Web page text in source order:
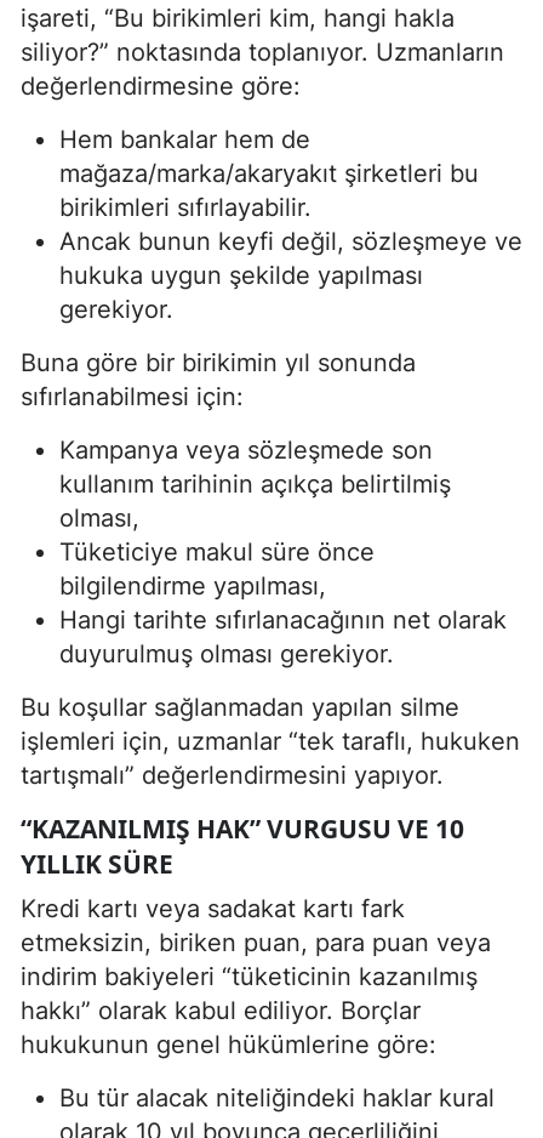
işareti, “Bu birikimleri kim, hangi hakla
siliyor?” noktasında toplanıyor. Uzmanların
değerlendirmesine göre:
Hem bankalar hem de
mağaza/marka/akaryakıt şirketleri bu
birikimleri sıfırlayabilir.
Ancak bunun keyfi değil, sözleşmeye ve
hukuka uygun şekilde yapılması
gerekiyor.
Buna göre bir birikimin yıl sonunda
sıfırlanabilmesi için:
Kampanya veya sözleşmede son
kullanım tarihinin açıkça belirtilmiş
olması,
Tüketiciye makul süre önce
bilgilendirme yapılması,
Hangi tarihte sıfırlanacağının net olarak
duyurulmuş olması gerekiyor.
Bu koşullar sağlanmadan yapılan silme
işlemleri için, uzmanlar “tek taraflı, hukuken
tartışmalı” değerlendirmesini yapıyor.
“KAZANILMIŞ HAK” VURGUSU VE 10
YILLIK SÜRE
Kredi kartı veya sadakat kartı fark
etmeksizin, biriken puan, para puan veya
indirim bakiyeleri “tüketicinin kazanılmış
hakkı” olarak kabul ediliyor. Borçlar
hukukunun genel hükümlerine göre:
Bu tür alacak niteliğindeki haklar kural
olarak 10 yıl boyunca geçerliliğini